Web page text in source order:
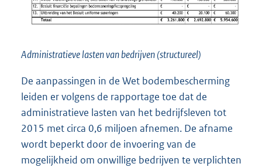
Administratieve lasten van bedrijven (structureel)
De aanpassingen in de Wet bodembescherming
leiden er volgens de rapportage toe dat de
administratieve lasten van het bedrijfsleven tot
2015 met circa 0,6 miljoen afnemen. De afname
wordt beperkt door de invoering van de
mogelijkheid om onwillige bedrijven te verplichten